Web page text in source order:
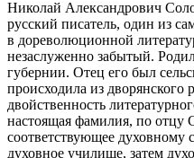
Николай Александрович
русский писатель, один из
в дореволюционной
незаслуженно забытый.
губернии. Отец его был
происходила из
двойственность
настоящая фамилия, по отцу
соответствующее духовному
духовное училище, затем